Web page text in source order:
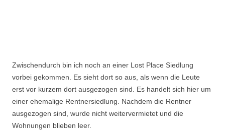
Zwischendurch bin ich noch an einer Lost Place Siedlung
vorbei gekommen. Es sieht dort so aus, als wenn die Leute
erst vor kurzem dort ausgezogen sind. Es handelt sich hier um
einer ehemalige Rentnersiedlung. Nachdem die Rentner
ausgezogen sind, wurde nicht weitervermietet und die
Wohnungen blieben leer.